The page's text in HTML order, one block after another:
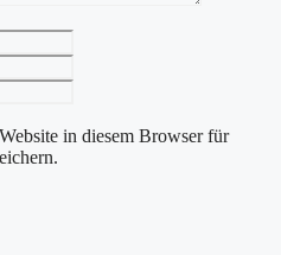
Mail-
Adresse
in diesem Browser für